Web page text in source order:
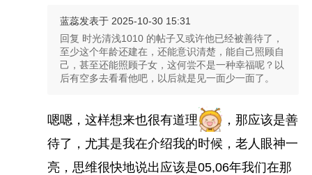
蓝蕊发表于 2025-10-30 15:31
回复 时光清浅1010 的帖子又或许他已经被善待了，
至少这个年龄还建在，还能意识清楚，能自己照顾自
己，甚至还能照顾子女，这何尝不是一种幸福呢？以
后有空多去看看他吧，以后就是见一面少一面了。
嗯嗯，这样想来也很有道理
，那应该是善
待了，尤其是我在介绍我的时候，老人眼神一
亮，思维很快地说出应该是05,06年我们在那